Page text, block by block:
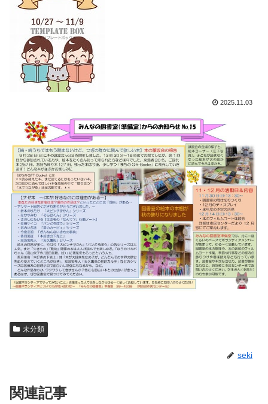
2025.11.03
未分類
seki
関連記事